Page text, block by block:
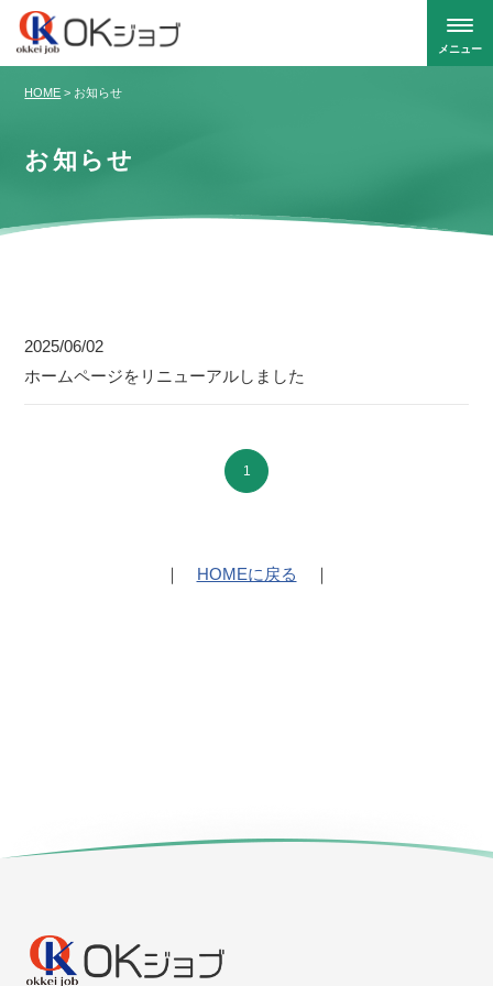
メニュー
HOME > お知らせ
お知らせ
2025/06/02
ホームページをリニューアルしました
1
｜ HOMEに戻る ｜